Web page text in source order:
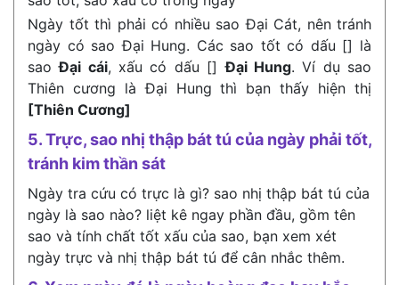
Ngày tốt thì phải có nhiều sao Đại Cát, nên tránh
ngày có sao Đại Hung. Các sao tốt có dấu [] là
saoĐại cái, xấu có dấu []Đại Hung. Ví dụ sao
Thiên cương là Đại Hung thì bạn thấy hiện thị
[Thiên Cương]
5. Trực, sao nhị thập bát tú của ngày phải tốt,
tránh kim thần sát
Ngày tra cứu có trực là gì? sao nhị thập bát tú của
ngày là sao nào? liệt kê ngay phần đầu, gồm tên
sao và tính chất tốt xấu của sao, bạn xem xét
ngày trực và nhị thập bát tú để cân nhắc thêm.